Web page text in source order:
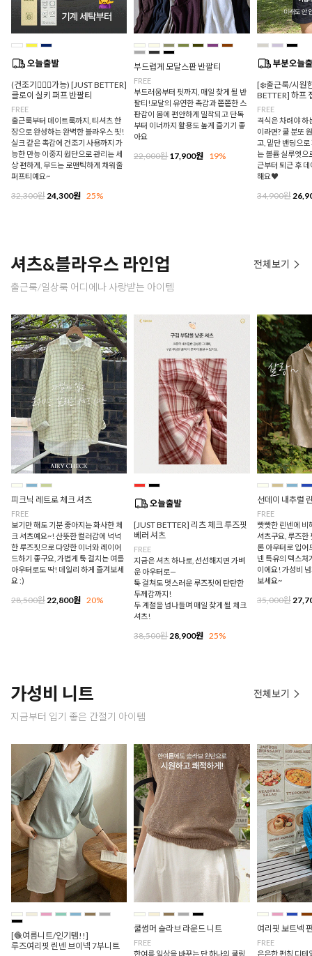
(건조기🙆🏻‍♀️가능) [JUST BETTER]
클로이 실키 퍼프 반팔티
FREE
출근룩부터 데이트룩까지, 티셔츠 한
장으로 완성하는 완벽한 블라우스 핏!
실크 같은 촉감에 건조기 사용까지 가
능한 만능 이중지 원단으로 관리는 세
상 편하게, 무드는 로맨틱하게 채워줄
퍼프티예요~
32,300원24,300원 25%
부드럽게 모달스판 반팔티
FREE
부드러움부터 핏까지, 매일 찾게 될 반
팔티!모달의 유연한 촉감과 쫀쫀한 스
판감이 몸에 편안하게 밀착되고 단독
부터 이너까지 활용도 높게 즐기기 좋
아요
22,000원17,900원 19%
[❄️출근룩/시원
BETTER] 하프
FREE
격식은 차려야 하
이라면? 쿨 분또
고, 밑단 밴딩으
는 볼륨 실루엣으
근부터 퇴근 후
해요♥
34,900원
셔츠&블라우스 라인업
출근룩/일상룩 어디에나 사랑받는 아이템
전체보기
피크닉 레트로 체크 셔츠
FREE
보기만 해도 기분 좋아지는 화사한 체
크 셔츠예요~! 산뜻한 컬러감에 넉넉
한 루즈핏으로 다양한 이너와 레이어
드하기 좋구요, 가볍게 툭 걸치는 여름
아우터로도 딱! 데일리 하게 즐겨보세
요 :)
28,500원 22,800원 20%
[JUST BETTER] 리츠 체크 루즈핏
베러 셔츠
FREE
지금은 셔츠 하나로, 선선해지면 가벼
운 아우터로—
툭 걸쳐도 멋스러운 루즈핏에 탄탄한
두께감까지!
두 계절을 넘나들며 매일 찾게 될 체크
셔츠!
38,500원28,900원 25%
선데이 내추럴
FREE
빳빳한 린넨에 비
셔츠구요, 루즈한
론 아우터로 입어
넨 특유의 텍스처
이에요! 가성비
보세요~
35,000원
가성비 니트
지금부터 입기 좋은 간절기 아이템
전체보기
[🧶여름니트/인기템!!]
루즈여리핏 린넨 브이넥 7부니트
쿨썸머 슬라브 라운드 니트
FREE
한여름 일상을 바꾸는 단 하나의 쿨링
여리핏 보트넥
FREE
은은한 펀칭 디테